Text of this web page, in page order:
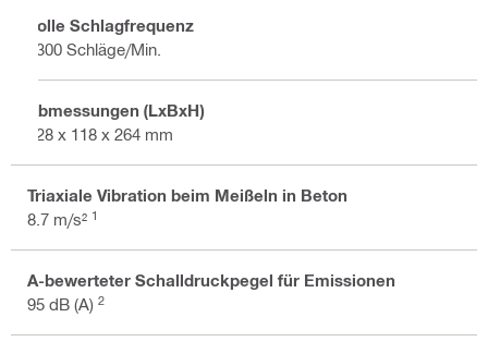
Volle Schlagfrequenz
3300 Schläge/Min.
Abmessungen (LxBxH)
528 x 118 x 264 mm
Triaxiale Vibration beim Meißeln in Beton
8.7 m/s² 1
A-bewerteter Schalldruckpegel für Emissionen
95 dB (A) 2